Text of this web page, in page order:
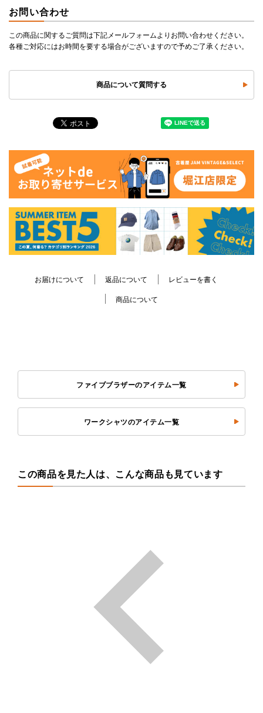
お問い合わせ
この商品に関するご質問は下記メールフォームよりお問い合わせください。
各種ご対応にはお時間を要する場合がございますので予めご了承ください。
商品について質問する
お届けについて 返品について レビューを書く
商品について
ファイブブラザーのアイテム一覧
ワークシャツのアイテム一覧
この商品を見た人は、こんな商品も見ています